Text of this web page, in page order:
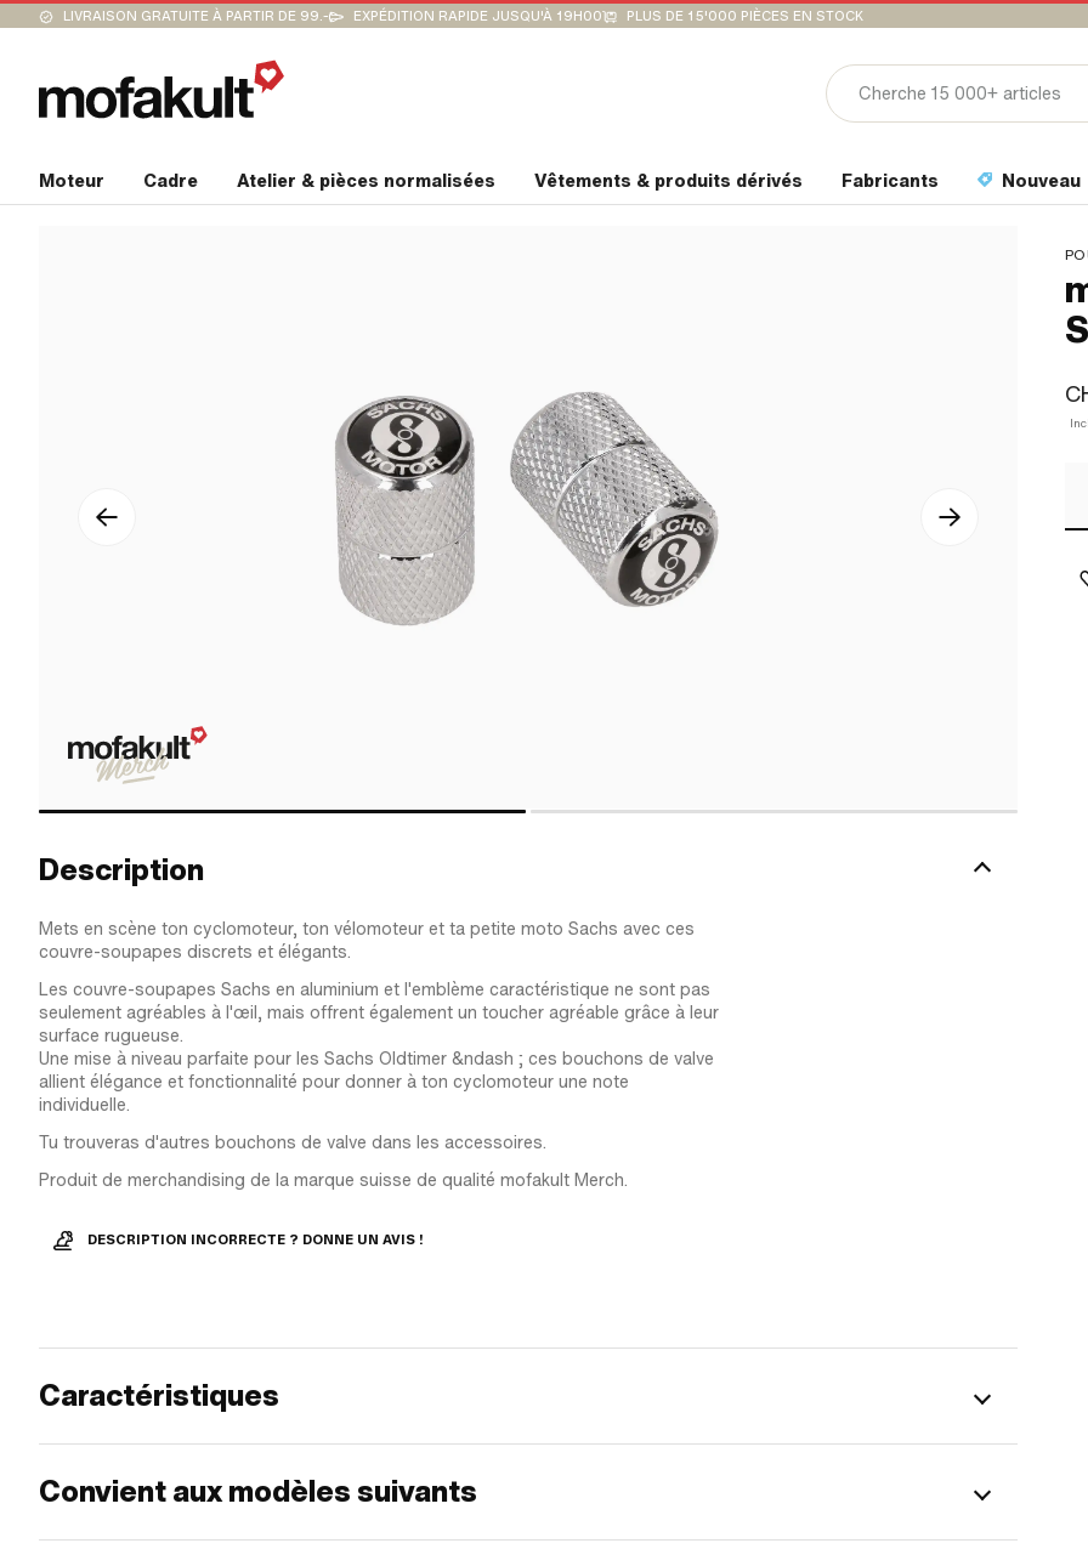
LIVRAISON GRATUITE À PARTIR DE 99.- EXPÉDITION RAPIDE JUSQU'À 19H00 PLUS DE 15'000 PIÈCES EN STOCK
Moteur Cadre Atelier & pièces normalisées Vêtements & produits dérivés Fabricants Nouveau
Description
Mets en scène ton cyclomoteur, ton vélomoteur et ta petite moto Sachs avec ces
couvre-soupapes discrets et élégants.
Les couvre-soupapes Sachs en aluminium et l'emblème caractéristique ne sont pas
seulement agréables à l'œil, mais offrent également un toucher agréable grâce à leur
surface rugueuse.
Une mise à niveau parfaite pour les Sachs Oldtimer &ndash ; ces bouchons de valve
allient élégance et fonctionnalité pour donner à ton cyclomoteur une note
individuelle.
Tu trouveras d'autres bouchons de valve dans les accessoires.
Produit de merchandising de la marque suisse de qualité mofakult Merch.
DESCRIPTION INCORRECTE ? DONNE UN AVIS !
Caractéristiques
Convient aux modèles suivants